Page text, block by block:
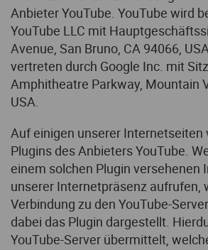
Anbieter YouTube. YouTube wird
YouTube LLC mit
Avenue, San Bruno, CA 94066,
vertreten durch Google Inc. mit
Amphitheatre Parkway, Mountain
USA.
Auf einigen unserer Internetseiten
Plugins des Anbieters YouTube.
einem solchen Plugin versehenen
unserer Internetpräsenz aufrufen,
Verbindung zu den YouTube-
dabei das Plugin dargestellt.
YouTube-Server übermittelt,